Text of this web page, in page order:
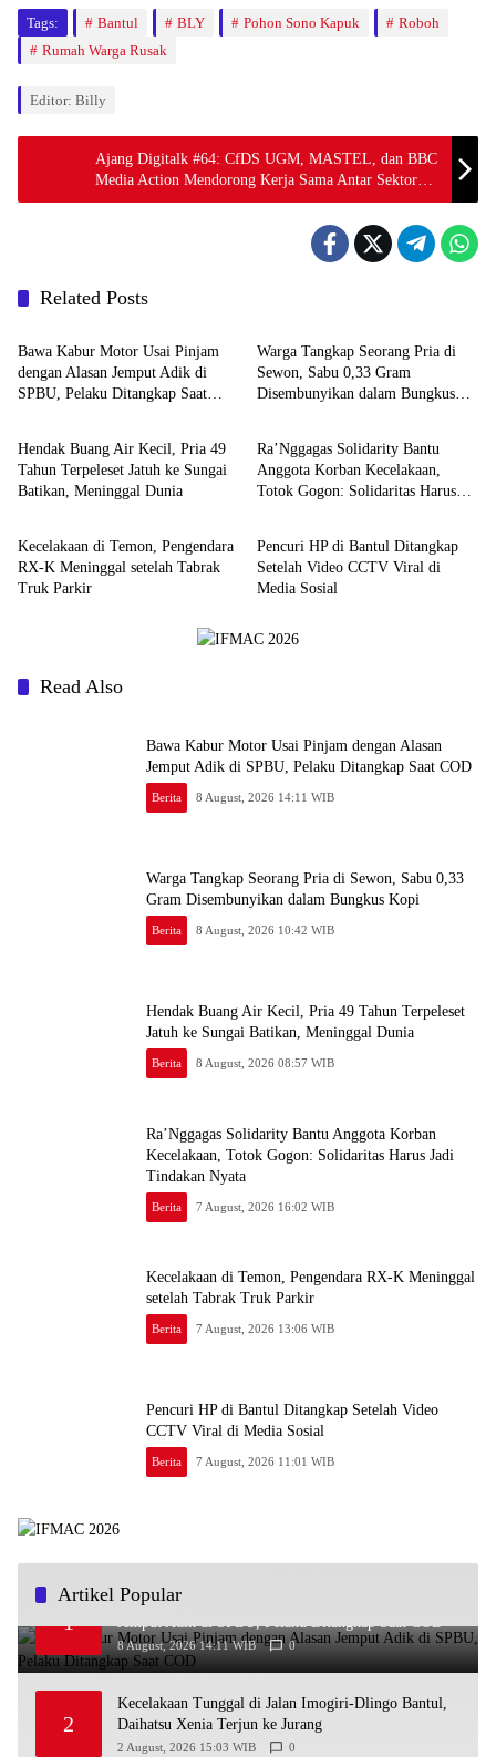
Tags: Bantul BLY Pohon Sono Kapuk
Roboh
Rumah Warga Rusak
Editor: Billy
Ajang Digitalk #64: CfDS UGM, MASTEL, dan BBC
Media Action Mendorong Kerja Sama Antar Sektor
Dalam Mengatasi Disinformasi
Related Posts
Berita
Bawa Kabur Motor Usai Pinjam
dengan Alasan Jemput Adik di
SPBU, Pelaku Ditangkap Saat
Warga Tangkap Seorang Pria di
Sewon, Sabu 0,33 Gram
Disembunyikan dalam Bungkus
Berita
Hendak Buang Air Kecil, Pria 49
Tahun Terpeleset Jatuh ke Sungai
Batikan, Meninggal Dunia
Berita
Ra’Nggagas Solidarity Bantu
Anggota Korban Kecelakaan,
Totok Gogon: Solidaritas Harus
Berita
Kecelakaan di Temon, Pengendara
RX-K Meninggal setelah Tabrak
Truk Parkir
Berita
Pencuri HP di Bantul Ditangkap
Setelah Video CCTV Viral di
Media Sosial
Read Also
Bawa Kabur Motor Usai Pinjam dengan Alasan
Jemput Adik di SPBU, Pelaku Ditangkap Saat COD
Berita 8 August, 2026 14:11 WIB
Warga Tangkap Seorang Pria di Sewon, Sabu 0,33
Gram Disembunyikan dalam Bungkus Kopi
Berita 8 August, 2026 10:42 WIB
Hendak Buang Air Kecil, Pria 49 Tahun Terpeleset
Jatuh ke Sungai Batikan, Meninggal Dunia
Berita 8 August, 2026 08:57 WIB
Ra’Nggagas Solidarity Bantu Anggota Korban
Kecelakaan, Totok Gogon: Solidaritas Harus Jadi
Tindakan Nyata
Berita 7 August, 2026 16:02 WIB
Kecelakaan di Temon, Pengendara RX-K Meninggal
setelah Tabrak Truk Parkir
Berita 7 August, 2026 13:06 WIB
Pencuri HP di Bantul Ditangkap Setelah Video
CCTV Viral di Media Sosial
Berita 7 August, 2026 11:01 WIB
Artikel Popular
1
Bawa Kabur Motor Usai Pinjam dengan Alasan
8 August, 2026 14:11 WIB 0
2
Kecelakaan Tunggal di Jalan Imogiri-Dlingo Bantul,
Daihatsu Xenia Terjun ke Jurang
2 August, 2026 15:03 WIB 0